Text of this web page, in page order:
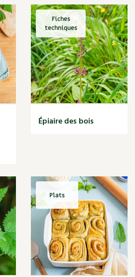
Fiches
techniques
Épiaire des bois
Plats